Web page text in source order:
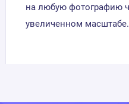
на любую фотографию
увеличенном масштабе.